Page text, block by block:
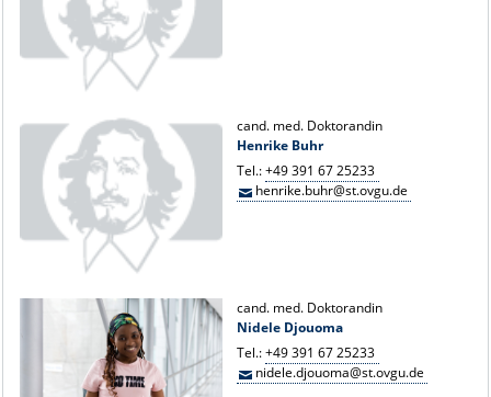
cand. med. Doktorandin
Henrike Buhr
Tel.:+49 391 67 25233
henrike.buhr@st.ovgu.de
cand. med. Doktorandin
Nidele Djouoma
Tel.:+49 391 67 25233
nidele.djouoma@st.ovgu.de